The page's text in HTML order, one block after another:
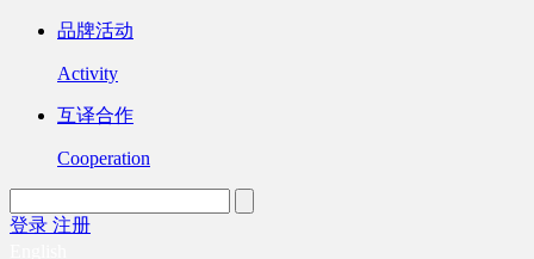
品牌活动
Activity
互译合作
Cooperation
登录 注册